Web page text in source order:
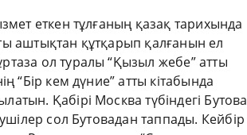
еткен тұлғаның қазақ тарихында
аштықтан құтқарып қалғанын ел
ол туралы “Қызыл жебе” атты
“Бір кем дүние” атты кітабында
Қабiрi Москва түбiндегi Бутова
сол Бутовадан таппады. Кейбiр